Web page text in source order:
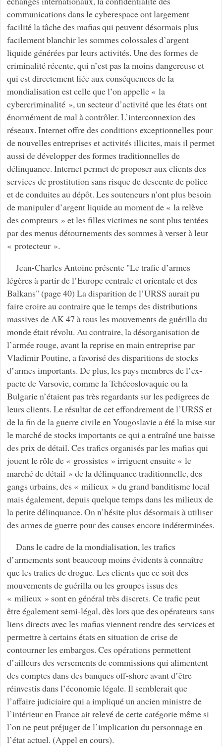
communications dans le cyberespace ont largement
facilité la tâche des mafias qui peuvent désormais plus
facilement blanchir les sommes colossales d’argent
liquide générées par leurs activités. Une des formes de
criminalité récente, qui n’est pas la moins dangereuse et
qui est directement liée aux conséquences de la
mondialisation est celle que l’on appelle « la
cybercriminalité », un secteur d’activité que les états ont
énormément de mal à contrôler. L’interconnexion des
réseaux. Internet offre des conditions exceptionnelles pour
de nouvelles entreprises et activités illicites, mais il permet
aussi de développer des formes traditionnelles de
délinquance. Internet permet de proposer aux clients des
services de prostitution sans risque de descente de police
et de conduites au dépôt. Les souteneurs n’ont plus besoin
de manipuler d’argent liquide au moment de « la relève
des compteurs » et les filles victimes ne sont plus tentées
par des menus détournements des sommes à verser à leur
« protecteur ».
Jean-Charles Antoine présente "Le trafic d’armes
légères à partir de l’Europe centrale et orientale et des
Balkans" (page 40) La disparition de l’URSS aurait pu
faire croire au contraire que le temps des distributions
massives de AK 47 à tous les mouvements de guérilla du
monde était révolu. Au contraire, la désorganisation de
l’armée rouge, avant la reprise en main entreprise par
Vladimir Poutine, a favorisé des disparitions de stocks
d’armes importants. De plus, les pays membres de l’ex-
pacte de Varsovie, comme la Tchécoslovaquie ou la
Bulgarie n’étaient pas très regardants sur les pedigrees de
leurs clients. Le résultat de cet effondrement de l’URSS et
de la fin de la guerre civile en Yougoslavie a été la mise sur
le marché de stocks importants ce qui a entraîné une baisse
des prix de détail. Ces trafics organisés par les mafias qui
jouent le rôle de « grossistes » irriguent ensuite « le
marché de détail » de la délinquance traditionnelle, des
gangs urbains, des « milieux » du grand banditisme local
mais également, depuis quelque temps dans les milieux de
la petite délinquance. On n’hésite plus désormais à utiliser
des armes de guerre pour des causes encore indéterminées.
Dans le cadre de la mondialisation, les trafics
d’armements sont beaucoup moins évidents à connaître
que les trafics de drogue. Les clients que ce soit des
mouvements de guérilla ou les groupes issus des
« milieux » sont en général très discrets. Ce trafic peut
être également semi-légal, dès lors que des opérateurs sans
liens directs avec les mafias viennent rendre des services et
permettre à certains états en situation de crise de
contourner les embargos. Ces opérations permettent
d’ailleurs des versements de commissions qui alimentent
des comptes dans des banques off-shore avant d’être
réinvestis dans l’économie légale. Il semblerait que
l’affaire judiciaire qui a impliqué un ancien ministre de
l’intérieur en France ait relevé de cette catégorie même si
l’on ne peut préjuger de l’implication du personnage en
l’état actuel. (Appel en cours).